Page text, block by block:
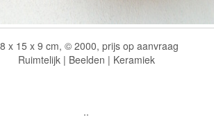
x 15 x 9 cm, © 2000, prijs op aanvraag
Ruimtelijk | Beelden | Keramiek
..